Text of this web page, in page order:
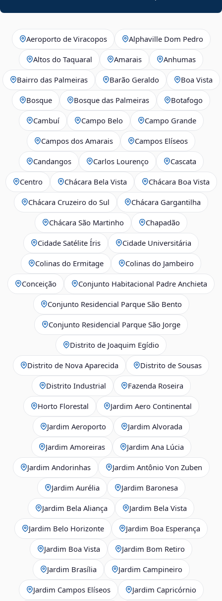
Aeroporto de Viracopos Alphaville Dom Pedro
Altos do Taquaral Amarais Anhumas
Bairro das Palmeiras Barão Geraldo Boa Vista
Bosque Bosque das Palmeiras Botafogo
Cambuí Campo Belo Campo Grande
Campos dos Amarais Campos Elíseos
Candangos Carlos Lourenço Cascata
Centro Chácara Bela Vista Chácara Boa Vista
Chácara Cruzeiro do Sul Chácara Gargantilha
Chácara São Martinho Chapadão
Cidade Satélite Íris Cidade Universitária
Colinas do Ermitage Colinas do Jambeiro
Conceição Conjunto Habitacional Padre Anchieta
Conjunto Residencial Parque São Bento
Conjunto Residencial Parque São Jorge
Distrito de Joaquim Egídio
Distrito de Nova Aparecida Distrito de Sousas
Distrito Industrial Fazenda Roseira
Horto Florestal Jardim Aero Continental
Jardim Aeroporto Jardim Alvorada
Jardim Amoreiras Jardim Ana Lúcia
Jardim Andorinhas Jardim Antônio Von Zuben
Jardim Aurélia Jardim Baronesa
Jardim Bela Aliança Jardim Bela Vista
Jardim Belo Horizonte Jardim Boa Esperança
Jardim Boa Vista Jardim Bom Retiro
Jardim Brasília Jardim Campineiro
Jardim Campos Elíseos Jardim Capricórnio